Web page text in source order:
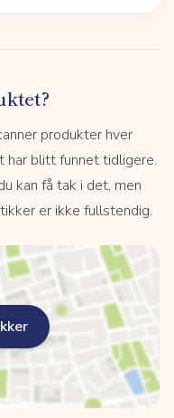
produkter hver
har blitt funnet tidligere.
kan få tak i det, men
er ikke fullstendig.